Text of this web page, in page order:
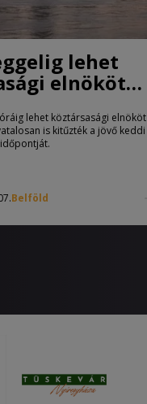
lehet
elnököt
lehet köztársasági elnököt
is kitűzték a jövő keddi
Belföld